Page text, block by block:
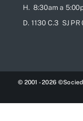
H. 8:30am a
D. 1130 C.3 SJ PR
© 2001 - 2026